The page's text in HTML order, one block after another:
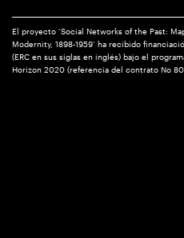
El proyecto ‘Social Networks of the Past:
Modernity, 1898-1959’ ha recibido
(ERC en sus siglas en inglés) bajo el
Horizon 2020 (referencia del contrato No